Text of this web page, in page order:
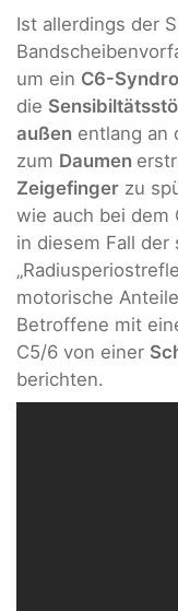
Ist allerdings der
um ein C6-
die
außen entlang an
zum Daumen
Zeigefinger zu
wie auch bei dem
in diesem Fall der
motorische
Betroffene mit
C5/6 von einer
berichten.